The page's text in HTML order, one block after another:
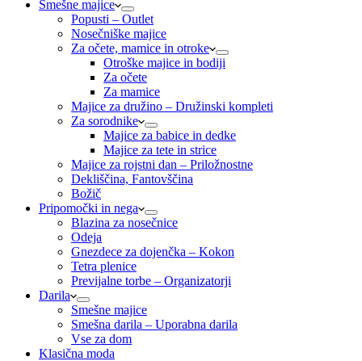
Smešne majice
Popusti – Outlet
Nosečniške majice
Za očete, mamice in otroke
Otroške majice in bodiji
Za očete
Za mamice
Majice za družino – Družinski kompleti
Za sorodnike
Majice za babice in dedke
Majice za tete in strice
Majice za rojstni dan – Priložnostne
Dekliščina, Fantovščina
Božič
Pripomočki in nega
Blazina za nosečnice
Odeja
Gnezdece za dojenčka – Kokon
Tetra plenice
Previjalne torbe – Organizatorji
Darila
Smešne majice
Smešna darila – Uporabna darila
Vse za dom
Klasična moda